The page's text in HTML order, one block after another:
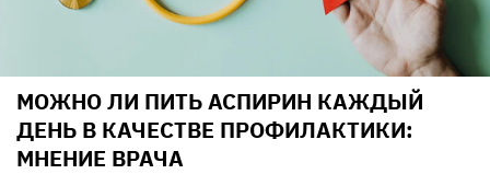
МОЖНО ЛИ ПИТЬ АСПИРИН КАЖДЫЙ
ДЕНЬ В КАЧЕСТВЕ ПРОФИЛАКТИКИ:
МНЕНИЕ ВРАЧА